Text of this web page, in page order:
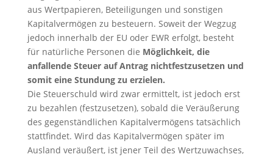
aus Wertpapieren, Beteiligungen und sonstigen
Kapitalvermögen zu besteuern. Soweit der Wegzug
jedoch innerhalb der EU oder EWR erfolgt, besteht
für natürliche Personen die Möglichkeit, die
anfallende Steuer auf Antrag nichtfestzusetzen und
somit eine Stundung zu erzielen.
Die Steuerschuld wird zwar ermittelt, ist jedoch erst
zu bezahlen (festzusetzen), sobald die Veräußerung
des gegenständlichen Kapitalvermögens tatsächlich
stattfindet. Wird das Kapitalvermögen später im
Ausland veräußert, ist jener Teil des Wertzuwachses,